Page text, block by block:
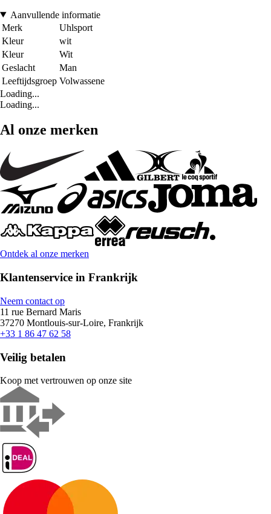
Aanvullende informatie
Merk
Uhlsport
Kleur
wit
Kleur
Wit
Geslacht
Man
Leeftijdsgroep Volwassene
Loading...
Loading...
Al onze merken
Ontdek al onze merken
Klantenservice in Frankrijk
Neem contact op
11 rue Bernard Maris
37270 Montlouis-sur-Loire, Frankrijk
+33 1 86 47 62 58
Veilig betalen
Koop met vertrouwen op onze site